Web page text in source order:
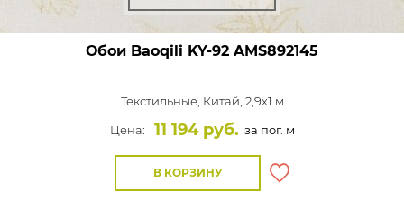
Обои Baoqili KY-92 AMS892145
Текстильные, Китай, 2,9x1 м
Цена:
11 194 руб. за пог. м
В КОРЗИНУ